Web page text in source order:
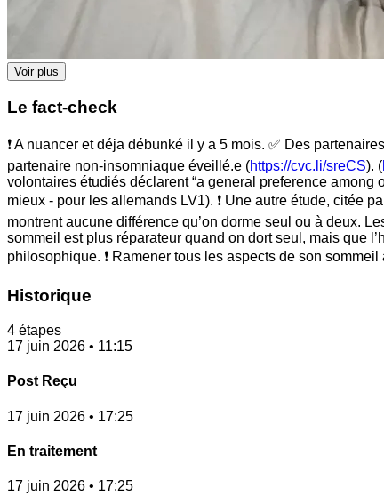
Voir plus
Le fact-check
❗ A nuancer et déja débunké il y a 5 mois. ✅ Des
partenaire non-insomniaque éveillé.e (https://cvc.li/sreCS). (
volontaires étudiés déclarent “a general preference
mieux - pour les allemands LV1). ❗ Une autre étude, citée
montrent aucune différence qu’on dorme seul ou à deux.
sommeil est plus réparateur quand on dort seul, mais que
philosophique. ❗ Ramener tous les aspects de son
Historique
4 étapes
17 juin 2026 • 11:15
Post Reçu
17 juin 2026 • 17:25
En traitement
17 juin 2026 • 17:25